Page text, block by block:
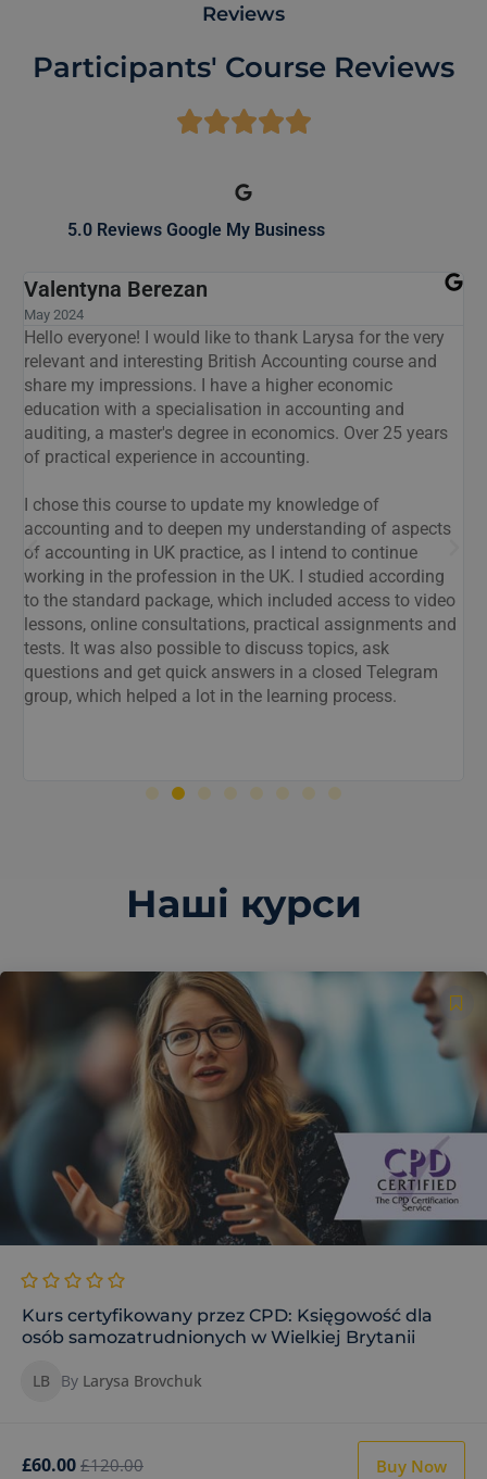
Reviews
Participants' Course Reviews
5.0 Reviews Google My Business
Natalia Salabai
February 2024
Many thanks to Larysa and her team for an interesting
and useful "Accounting in the UK" course.
The course combines theory and practice, the material is
presented in an understandable way. An important
aspect of the course is the rapid feedback. I received a lot
I make a suggestion for the future about the possibility of
running thematic seminars or webinars.
Наші курси
Kurs certyfikowany przez CPD: Księgowość dla
osób samozatrudnionych w Wielkiej Brytanii
LB By Larysa Brovchuk
£60.00 £120.00 Buy Now